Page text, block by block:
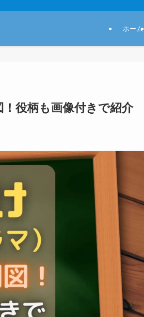
ホーム
役柄も画像付きで紹介